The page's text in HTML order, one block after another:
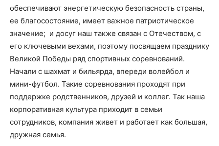
обеспечивают энергетическую безопасность страны,
ее благосостояние, имеет важное патриотическое
значение; и досуг наш также связан с Отечеством, с
его ключевыми вехами, поэтому посвящаем празднику
Великой Победы ряд спортивных соревнований.
Начали с шахмат и бильярда, впереди волейбол и
мини-футбол. Такие соревнования проходят при
поддержке родственников, друзей и коллег. Так наша
корпоративная культура приходит в семьи
сотрудников, компания живет и работает как большая,
дружная семья.